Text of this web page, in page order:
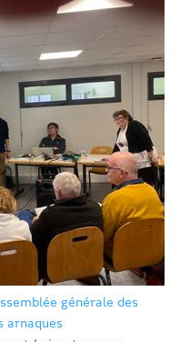
générale des
arnaques